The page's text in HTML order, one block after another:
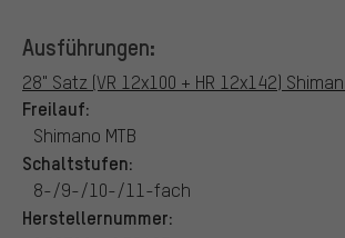
Ausführungen:
28" Satz (VR 12x100 + HR 12x142)
Freilauf:
Shimano MTB
Schaltstufen:
8-/9-/10-/11-fach
Herstellernummer: